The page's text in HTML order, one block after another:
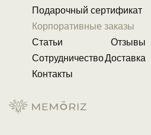
Подарочный сертификат
Корпоративные заказы
Статьи
Отзывы
СотрудничествоДоставка
Контакты